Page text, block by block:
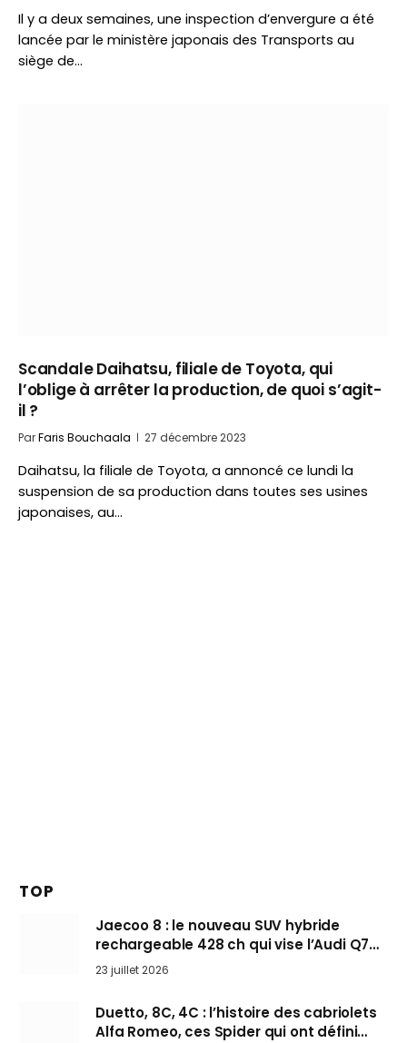
Il y a deux semaines, une inspection d’envergure a été
lancée par le ministère japonais des Transports au
siège de…
Scandale Daihatsu, filiale de Toyota, qui
l’oblige à arrêter la production, de quoi s’agit-
il ?
ParFaris Bouchaala 27 décembre 2023
Daihatsu, la filiale de Toyota, a annoncé ce lundi la
suspension de sa production dans toutes ses usines
japonaises, au…
TOP
Jaecoo 8 : le nouveau SUV hybride
rechargeable 428 ch qui vise l’Audi Q7
arrive en Europe cet automne
23 juillet 2026
Duetto, 8C, 4C : l’histoire des cabriolets
Alfa Romeo, ces Spider qui ont défini